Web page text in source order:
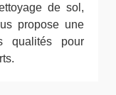
de sol,
propose une
qualités pour